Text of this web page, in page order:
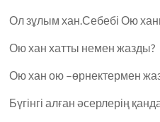
Ол зұлым хан.Себебі Ою
Ою хан хатты немен жазды?
Ою хан ою –өрнектермен
Бүгінгі алған әсерлерің